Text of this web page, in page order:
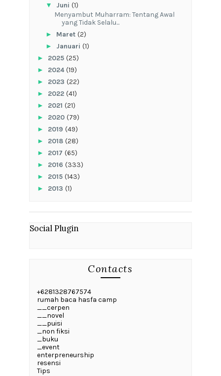
▼ Juni (1)
Menyambut Muharram: Tentang Awal
yang Tidak Selalu...
► Maret (2)
► Januari (1)
► 2025 (25)
► 2024(19)
► 2023 (22)
► 2022 (41)
► 2021 (21)
► 2020 (79)
► 2019 (49)
► 2018 (28)
► 2017 (65)
► 2016 (333)
► 2015 (143)
► 2013 (1)
Social Plugin
Contacts
+6281328767574
rumah baca hasfa camp
__cerpen
__novel
__puisi
_non fiksi
_buku
_event
enterpreneurship
resensi
Tips